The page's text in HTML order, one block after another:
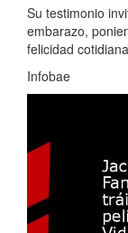
Su testimonio
embarazo,
felicidad
Infobae